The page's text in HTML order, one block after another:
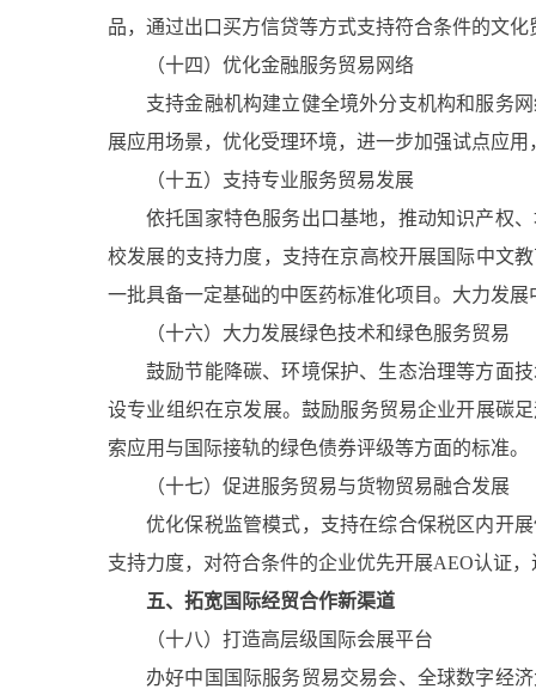
品，通过出口买方信贷等方式支持符合条件的文
（十四）优化金融服务贸易网络
支持金融机构建立健全境外分支机构和服务
展应用场景，优化受理环境，进一步加强试点应
（十五）支持专业服务贸易发展
依托国家特色服务出口基地，推动知识产权
校发展的支持力度，支持在京高校开展国际中文
一批具备一定基础的中医药标准化项目。大力发
（十六）大力发展绿色技术和绿色服务贸易
鼓励节能降碳、环境保护、生态治理等方面
设专业组织在京发展。鼓励服务贸易企业开展碳
索应用与国际接轨的绿色债券评级等方面的标准。
（十七）促进服务贸易与货物贸易融合发展
优化保税监管模式，支持在综合保税区内开
支持力度，对符合条件的企业优先开展AEO认证
五、拓宽国际经贸合作新渠道
（十八）打造高层级国际会展平台
办好中国国际服务贸易交易会、全球数字经